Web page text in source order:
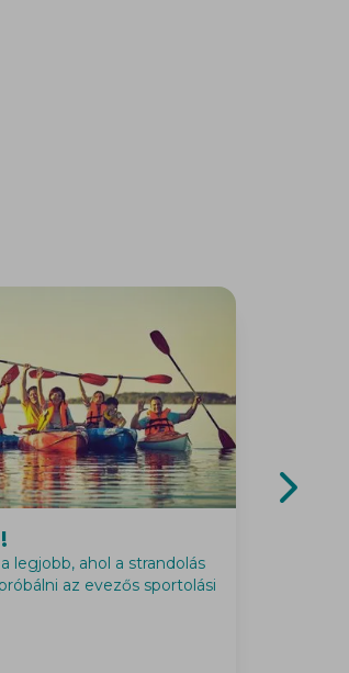
legjobb, ahol a strandolás
az evezős sportolási